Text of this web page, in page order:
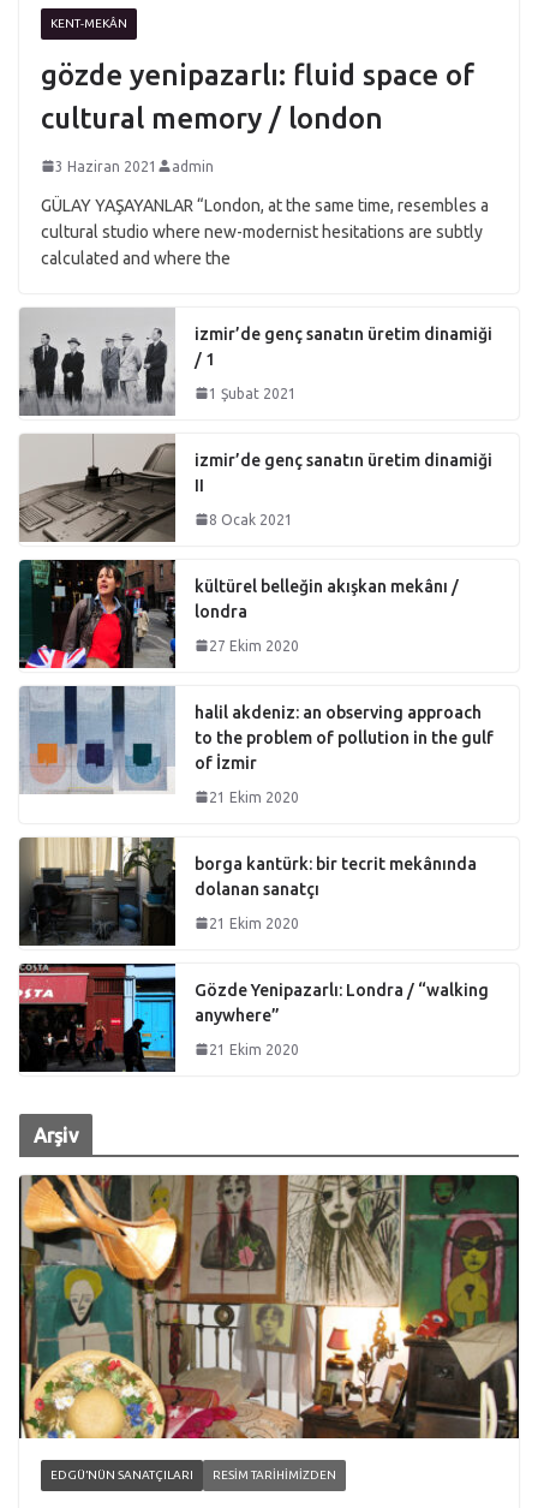
KENT-MEKÂN
gözde yenipazarlı: fluid space of
cultural memory / london
3 Haziran 2021 admin
GÜLAY YAŞAYANLAR “London, at the same time, resembles a
cultural studio where new-modernist hesitations are subtly
calculated and where the
izmir’de genç sanatın üretim dinamiği
/ 1
1 Şubat 2021
izmir’de genç sanatın üretim dinamiği
II
8 Ocak 2021
kültürel belleğin akışkan mekânı /
londra
27 Ekim 2020
halil akdeniz: an observing approach
to the problem of pollution in the gulf
of İzmir
21 Ekim 2020
borga kantürk: bir tecrit mekânında
dolanan sanatçı
21 Ekim 2020
Gözde Yenipazarlı: Londra / “walking
anywhere”
21 Ekim 2020
Arşiv
EDGÜ’NÜN SANATÇILARI RESIM TARIHIMIZDEN